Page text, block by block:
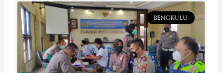
BENGKULU